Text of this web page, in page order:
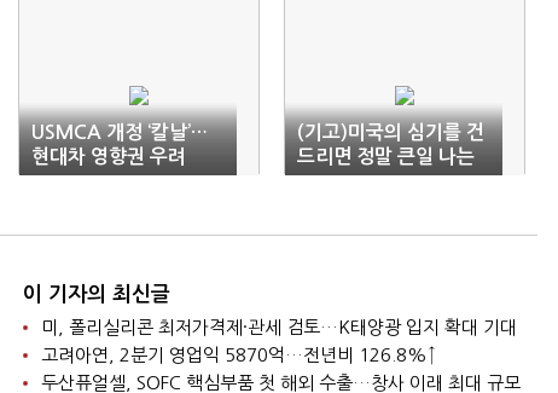
USMCA 개정 ‘칼날’…
현대차 영향권 우려
(기고)미국의 심기를 건
드리면 정말 큰일 나는
가
이 기자의 최신글
미, 폴리실리콘 최저가격제·관세 검토…K태양광 입지 확대 기대
고려아연, 2분기 영업익 5870억…전년비 126.8%↑
두산퓨얼셀, SOFC 핵심부품 첫 해외 수출…창사 이래 최대 규모